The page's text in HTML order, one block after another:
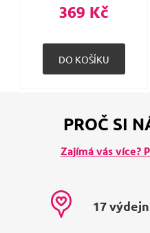
369 Kč
PROČ SI
Zajímá vás více?
17